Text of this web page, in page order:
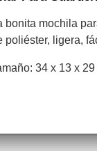
bonita mochila
poliéster, ligera,
34 x 13 x 29